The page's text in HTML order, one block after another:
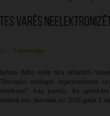
varēs
3 komentāri
(MK) sēdē tika atbalstīti
veidlapu izgatavošanas
kas paredz, ka
būs jāievada no 2016.gada